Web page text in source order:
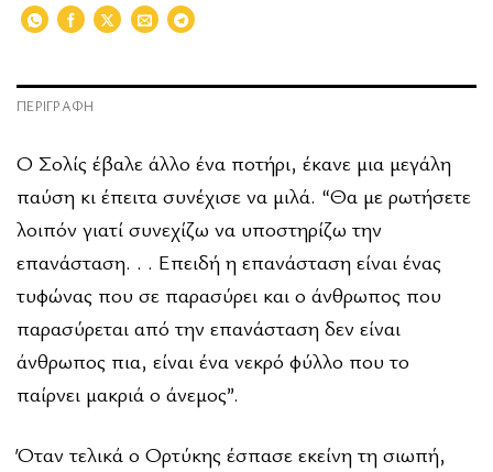
ΠΕΡΙΓΡΑΦΉ
Ο Σολίς έβαλε άλλο ένα ποτήρι, έκανε μια μεγάλη
παύση κι έπειτα συνέχισε να μιλά. “Θα με ρωτήσετε
λοιπόν γιατί συνεχίζω να υποστηρίζω την
επανάσταση. . . Επειδή η επανάσταση είναι ένας
τυφώνας που σε παρασύρει και ο άνθρωπος που
παρασύρεται από την επανάσταση δεν είναι
άνθρωπος πια, είναι ένα νεκρό φύλλο που το
παίρνει μακριά ο άνεμος”.
Όταν τελικά ο Ορτύκης έσπασε εκείνη τη σιωπή,